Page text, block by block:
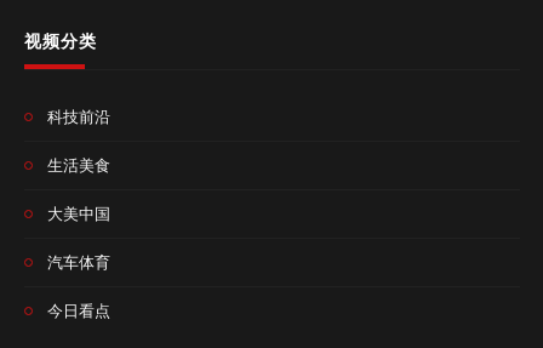
视频分类
科技前沿
生活美食
大美中国
汽车体育
今日看点